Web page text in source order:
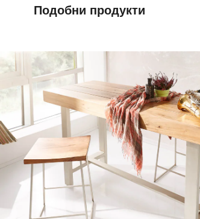
Подобни продукти